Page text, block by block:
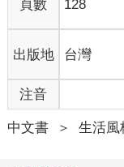
頁數 128
出版地 台灣
注音
中文書 ＞ 生活風